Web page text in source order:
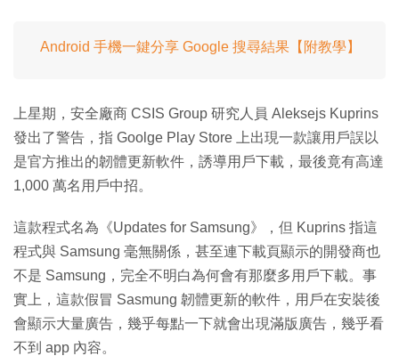
Android 手機一鍵分享 Google 搜尋結果【附教學】
上星期，安全廠商 CSIS Group 研究人員 Aleksejs Kuprins
發出了警告，指 Goolge Play Store 上出現一款讓用戶誤以
是官方推出的韌體更新軟件，誘導用戶下載，最後竟有高達
1,000 萬名用戶中招。
這款程式名為《Updates for Samsung》，但 Kuprins 指這
程式與 Samsung 毫無關係，甚至連下載頁顯示的開發商也
不是 Samsung，完全不明白為何會有那麼多用戶下載。事
實上，這款假冒 Sasmung 韌體更新的軟件，用戶在安裝後
會顯示大量廣告，幾乎每點一下就會出現滿版廣告，幾乎看
不到 app 內容。